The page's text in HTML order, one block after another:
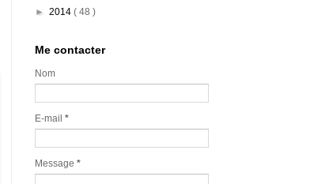
► 2014 ( 48 )
Me contacter
Nom
E-mail *
Message *